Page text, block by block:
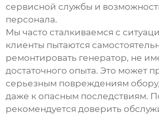
сервисной службы и
персонала.
Мы часто сталкиваемся с
клиенты пытаются
ремонтировать генератор, не
достаточного опыта. Это может
серьезным повреждениям
даже к опасным последствиям.
рекомендуется доверить